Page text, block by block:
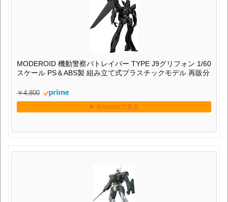
MODEROID 機動警察パトレイバー TYPE J9グリフォン 1/60
スケール PS＆ABS製 組み立て式プラスチックモデル 再販分
￥4,800